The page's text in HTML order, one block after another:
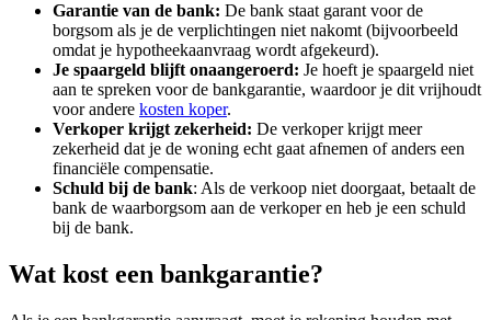
Garantie van de bank: De bank staat garant voor de
borgsom als je de verplichtingen niet nakomt (bijvoorbeeld
omdat je hypotheekaanvraag wordt afgekeurd).
Je spaargeld blijft onaangeroerd: Je hoeft je spaargeld niet
aan te spreken voor de bankgarantie, waardoor je dit vrijhoudt
voor andere kosten koper.
Verkoper krijgt zekerheid: De verkoper krijgt meer
zekerheid dat je de woning echt gaat afnemen of anders een
financiële compensatie.
Schuld bij de bank: Als de verkoop niet doorgaat, betaalt de
bank de waarborgsom aan de verkoper en heb je een schuld
bij de bank.
Wat kost een bankgarantie?